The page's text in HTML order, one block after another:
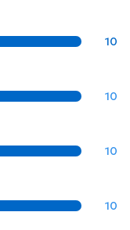
10
10
10
10